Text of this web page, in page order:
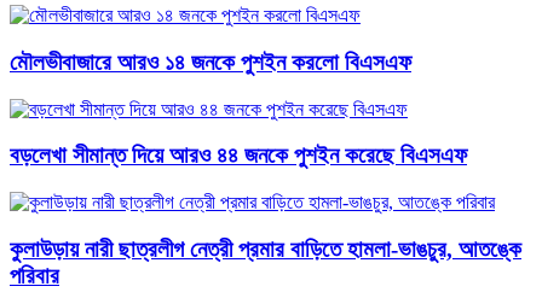
মৌলভীবাজারে আরও ১৪ জনকে পুশইন করলো বিএসএফ
বড়লেখা সীমান্ত দিয়ে আরও ৪৪ জনকে পুশইন করেছে বিএসএফ
কুলাউড়ায় নারী ছাত্রলীগ নেত্রী প্রমার বাড়িতে হামলা-ভাঙচুর, আতঙ্কে
পরিবার